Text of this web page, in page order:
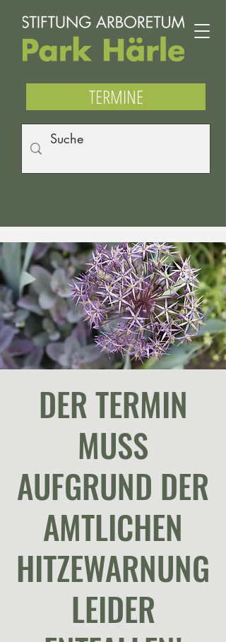
TERMINE
DER TERMIN
MUSS
AUFGRUND DER
AMTLICHEN
HITZEWARNUNG
LEIDER